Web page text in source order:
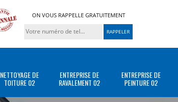
ON VOUS RAPPELLE GRATUITEMENT
NETTOYAGE DE
TOITURE 02
ENTREPRISE DE
RAVALEMENT 02
ENTREPRISE DE
PEINTURE 02